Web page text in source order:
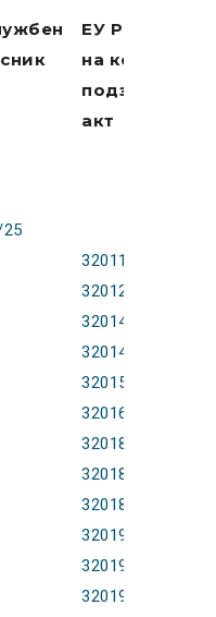
ЕУ
на кои
акт
32011R1178
32012R0290
32014R0070
32014R0245
32015R0445
32016R0539
32018R1065
32018R1119
32018R1974
32019R0027
32019R0430
32019R1747